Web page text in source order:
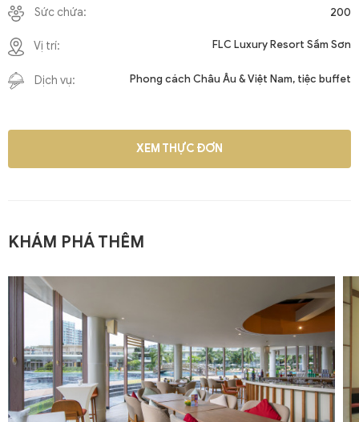
Sức chứa: 200
Vị trí: FLC Luxury Resort Sầm Sơn
Dịch vụ: Phong cách Châu Âu & Việt Nam, tiệc buffet
XEM THỰC ĐƠN
KHÁM PHÁ THÊM